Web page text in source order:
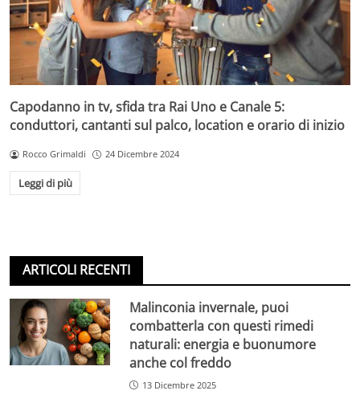
Capodanno in tv, sfida tra Rai Uno e Canale 5:
conduttori, cantanti sul palco, location e orario di inizio
Rocco Grimaldi 24 Dicembre 2024
Leggi di più
ARTICOLI RECENTI
Malinconia invernale, puoi
combatterla con questi rimedi
naturali: energia e buonumore
anche col freddo
13 Dicembre 2025